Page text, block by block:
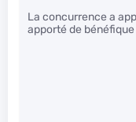
La concurrence a
apporté de